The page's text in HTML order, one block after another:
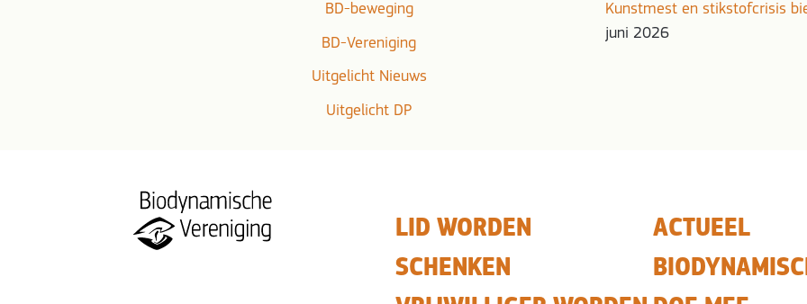
BD-beweging
BD-Vereniging
Uitgelicht Nieuws
Uitgelicht DP
Kunstmest en stikstofcrisis
juni 2026
LID WORDEN
SCHENKEN
ACTUEEL